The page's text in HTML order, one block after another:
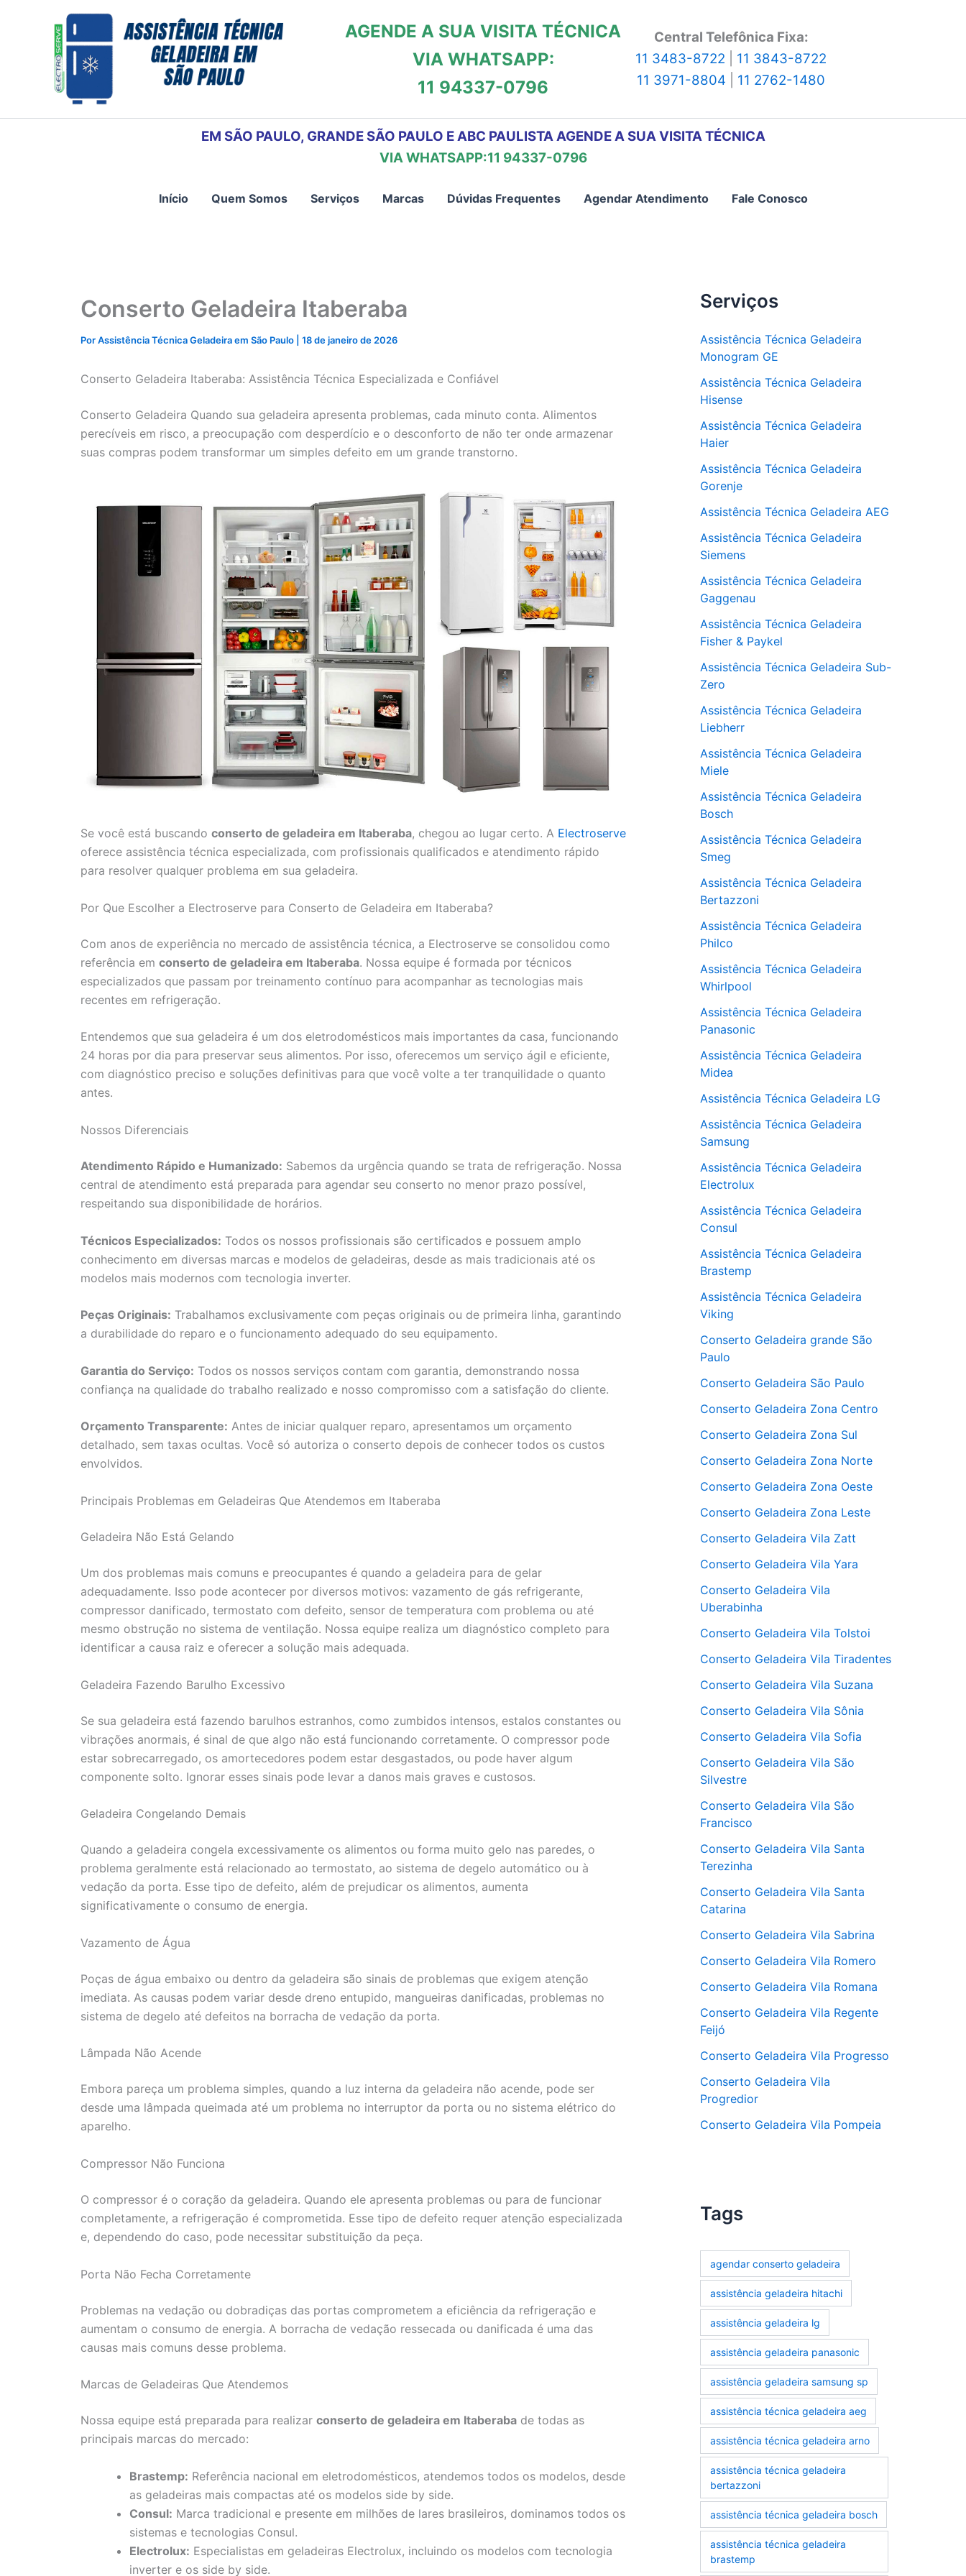
AGENDE A SUA VISITA TÉCNICA
VIA WHATSAPP:
11 94337-0796
Central Telefônica Fixa:
11 3483-8722
11 3843-8722
11 3971-8804
11 2762-1480
EM SÃO PAULO, GRANDE SÃO PAULO E ABC PAULISTA AGENDE A SUA VISITA TÉCNICA
VIA WHATSAPP:11 94337-0796
Início Quem Somos Serviços Marcas Dúvidas Frequentes Agendar Atendimento Fale Conosco
Conserto Geladeira Itaberaba
PorAssistência Técnica Geladeira em São Paulo 18 de janeiro de 2026
Conserto Geladeira Itaberaba: Assistência Técnica Especializada e Confiável
Conserto Geladeira Quando sua geladeira apresenta problemas, cada minuto conta. Alimentos
perecíveis em risco, a preocupação com desperdício e o desconforto de não ter onde armazenar
suas compras podem transformar um simples defeito em um grande transtorno.
Se você está buscando conserto de geladeira em Itaberaba, chegou ao lugar certo. A Electroserve
oferece assistência técnica especializada, com profissionais qualificados e atendimento rápido
para resolver qualquer problema em sua geladeira.
Por Que Escolher a Electroserve para Conserto de Geladeira em Itaberaba?
Com anos de experiência no mercado de assistência técnica, a Electroserve se consolidou como
referência em conserto de geladeira em Itaberaba. Nossa equipe é formada por técnicos
especializados que passam por treinamento contínuo para acompanhar as tecnologias mais
recentes em refrigeração.
Entendemos que sua geladeira é um dos eletrodomésticos mais importantes da casa, funcionando
24 horas por dia para preservar seus alimentos. Por isso, oferecemos um serviço ágil e eficiente,
com diagnóstico preciso e soluções definitivas para que você volte a ter tranquilidade o quanto
antes.
Nossos Diferenciais
Atendimento Rápido e Humanizado: Sabemos da urgência quando se trata de refrigeração. Nossa
central de atendimento está preparada para agendar seu conserto no menor prazo possível,
respeitando sua disponibilidade de horários.
Técnicos Especializados: Todos os nossos profissionais são certificados e possuem amplo
conhecimento em diversas marcas e modelos de geladeiras, desde as mais tradicionais até os
modelos mais modernos com tecnologia inverter.
Peças Originais: Trabalhamos exclusivamente com peças originais ou de primeira linha, garantindo
a durabilidade do reparo e o funcionamento adequado do seu equipamento.
Garantia do Serviço: Todos os nossos serviços contam com garantia, demonstrando nossa
confiança na qualidade do trabalho realizado e nosso compromisso com a satisfação do cliente.
Orçamento Transparente: Antes de iniciar qualquer reparo, apresentamos um orçamento
detalhado, sem taxas ocultas. Você só autoriza o conserto depois de conhecer todos os custos
envolvidos.
Principais Problemas em Geladeiras Que Atendemos em Itaberaba
Geladeira Não Está Gelando
Um dos problemas mais comuns e preocupantes é quando a geladeira para de gelar
adequadamente. Isso pode acontecer por diversos motivos: vazamento de gás refrigerante,
compressor danificado, termostato com defeito, sensor de temperatura com problema ou até
mesmo obstrução no sistema de ventilação. Nossa equipe realiza um diagnóstico completo para
identificar a causa raiz e oferecer a solução mais adequada.
Geladeira Fazendo Barulho Excessivo
Se sua geladeira está fazendo barulhos estranhos, como zumbidos intensos, estalos constantes ou
vibrações anormais, é sinal de que algo não está funcionando corretamente. O compressor pode
estar sobrecarregado, os amortecedores podem estar desgastados, ou pode haver algum
componente solto. Ignorar esses sinais pode levar a danos mais graves e custosos.
Geladeira Congelando Demais
Quando a geladeira congela excessivamente os alimentos ou forma muito gelo nas paredes, o
problema geralmente está relacionado ao termostato, ao sistema de degelo automático ou à
vedação da porta. Esse tipo de defeito, além de prejudicar os alimentos, aumenta
significativamente o consumo de energia.
Vazamento de Água
Poças de água embaixo ou dentro da geladeira são sinais de problemas que exigem atenção
imediata. As causas podem variar desde dreno entupido, mangueiras danificadas, problemas no
sistema de degelo até defeitos na borracha de vedação da porta.
Lâmpada Não Acende
Embora pareça um problema simples, quando a luz interna da geladeira não acende, pode ser
desde uma lâmpada queimada até um problema no interruptor da porta ou no sistema elétrico do
aparelho.
Compressor Não Funciona
O compressor é o coração da geladeira. Quando ele apresenta problemas ou para de funcionar
completamente, a refrigeração é comprometida. Esse tipo de defeito requer atenção especializada
e, dependendo do caso, pode necessitar substituição da peça.
Porta Não Fecha Corretamente
Problemas na vedação ou dobradiças das portas comprometem a eficiência da refrigeração e
aumentam o consumo de energia. A borracha de vedação ressecada ou danificada é uma das
causas mais comuns desse problema.
Marcas de Geladeiras Que Atendemos
Nossa equipe está preparada para realizar conserto de geladeira em Itaberaba de todas as
principais marcas do mercado:
Brastemp: Referência nacional em eletrodomésticos, atendemos todos os modelos, desde
as geladeiras mais compactas até os modelos side by side.
Consul: Marca tradicional e presente em milhões de lares brasileiros, dominamos todos os
sistemas e tecnologias Consul.
Electrolux: Especialistas em geladeiras Electrolux, incluindo os modelos com tecnologia
inverter e os side by side.
Serviços
Assistência Técnica Geladeira
Monogram GE
Assistência Técnica Geladeira
Hisense
Assistência Técnica Geladeira
Haier
Assistência Técnica Geladeira
Gorenje
Assistência Técnica Geladeira AEG
Assistência Técnica Geladeira
Siemens
Assistência Técnica Geladeira
Gaggenau
Assistência Técnica Geladeira
Fisher & Paykel
Assistência Técnica Geladeira Sub-
Zero
Assistência Técnica Geladeira
Liebherr
Assistência Técnica Geladeira
Miele
Assistência Técnica Geladeira
Bosch
Assistência Técnica Geladeira
Smeg
Assistência Técnica Geladeira
Bertazzoni
Assistência Técnica Geladeira
Philco
Assistência Técnica Geladeira
Whirlpool
Assistência Técnica Geladeira
Panasonic
Assistência Técnica Geladeira
Midea
Assistência Técnica Geladeira LG
Assistência Técnica Geladeira
Samsung
Assistência Técnica Geladeira
Electrolux
Assistência Técnica Geladeira
Consul
Assistência Técnica Geladeira
Brastemp
Assistência Técnica Geladeira
Viking
Conserto Geladeira grande São
Paulo
Conserto Geladeira São Paulo
Conserto Geladeira Zona Centro
Conserto Geladeira Zona Sul
Conserto Geladeira Zona Norte
Conserto Geladeira Zona Oeste
Conserto Geladeira Zona Leste
Conserto Geladeira Vila Zatt
Conserto Geladeira Vila Yara
Conserto Geladeira Vila
Uberabinha
Conserto Geladeira Vila Tolstoi
Conserto Geladeira Vila Tiradentes
Conserto Geladeira Vila Suzana
Conserto Geladeira Vila Sônia
Conserto Geladeira Vila Sofia
Conserto Geladeira Vila São
Silvestre
Conserto Geladeira Vila São
Francisco
Conserto Geladeira Vila Santa
Terezinha
Conserto Geladeira Vila Santa
Catarina
Conserto Geladeira Vila Sabrina
Conserto Geladeira Vila Romero
Conserto Geladeira Vila Romana
Conserto Geladeira Vila Regente
Feijó
Conserto Geladeira Vila Progresso
Conserto Geladeira Vila
Progredior
Conserto Geladeira Vila Pompeia
Tags
agendar conserto geladeira
assistência geladeira hitachi
assistência geladeira lg
assistência geladeira panasonic
assistência geladeira samsung sp
assistência técnica geladeira aeg
assistência técnica geladeira arno
assistência técnica geladeira
bertazzoni
assistência técnica geladeira bosch
assistência técnica geladeira
brastemp